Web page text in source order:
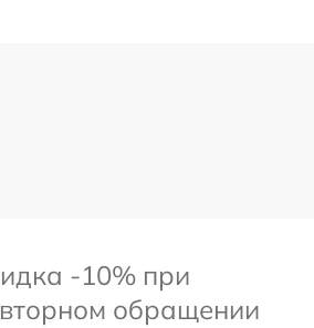
-10% при
обращении